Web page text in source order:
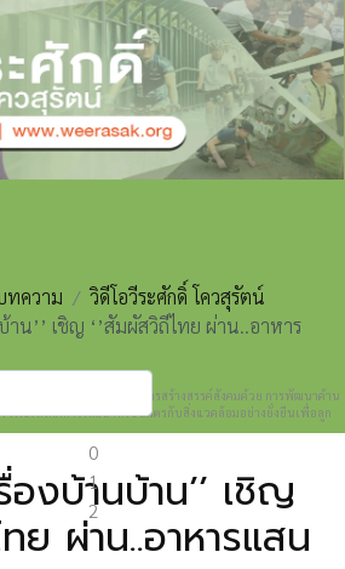
งราวความรู้ความเข้าใจในการสร้างสรรค์สังคมด้วย การพัฒนาด้าน
เพื่อให้เกิดการพัฒนาที่เป็นมิตรกับสิ่งแวดล้อมอย่างยั่งยืนเพื่อลูก
0
1
2
ทความ
วิดีโอวีระศักดิ์ โควสุรัตน์
บ้าน’’ เชิญ ‘’สัมผัสวิถีไทย ผ่าน..อาหาร
characters for results.
องบ้านบ้าน’’ เชิญ
ย ผ่าน..อาหารแสน